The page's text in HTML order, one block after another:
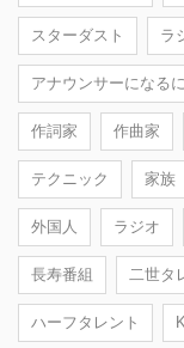
スターダスト ラ
アナウンサーになる
作詞家 作曲家
テクニック 家族
外国人 ラジオ
長寿番組 二世タ
ハーフタレント